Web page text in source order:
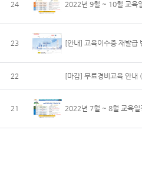
24 2022년 9월 ~ 10월 교육
23 [안내] 교육이수증 재발급
22 [마감] 무료경비교육 안내
21 2022년 7월 ~ 8월 교육일